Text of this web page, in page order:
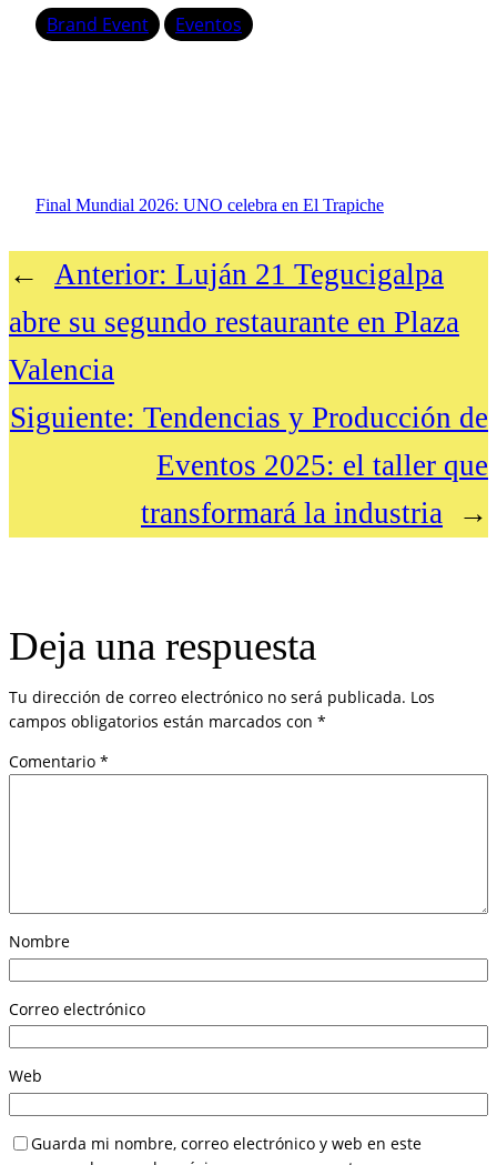
Brand Event Eventos
Final Mundial 2026: UNO celebra en El Trapiche
← Anterior: Luján 21 Tegucigalpa
abre su segundo restaurante en Plaza
Valencia
Siguiente: Tendencias y Producción de
Eventos 2025: el taller que
transformará la industria
→
Deja una respuesta
Tu dirección de correo electrónico no será publicada. Los
campos obligatorios están marcados con *
Comentario *
Nombre
Correo electrónico
Web
Guarda mi nombre, correo electrónico y web en este